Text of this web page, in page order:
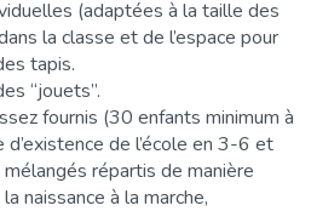
(adaptées à la taille des
la classe et de l’espace pour
tapis.
“jouets”.
fournis (30 enfants minimum à
de l’école en 3-6 et
répartis de manière
naissance à la marche,